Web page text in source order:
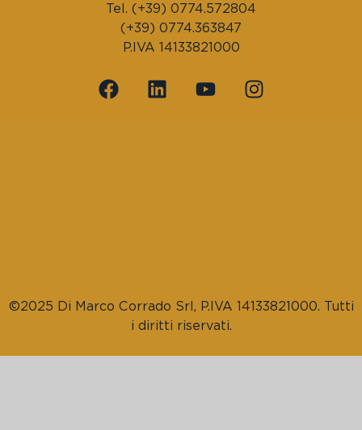
Tel. (+39) 0774.572804
(+39) 0774.363847
P.IVA 14133821000
©2025 Di Marco Corrado Srl, P.IVA 14133821000. Tutti
i diritti riservati.